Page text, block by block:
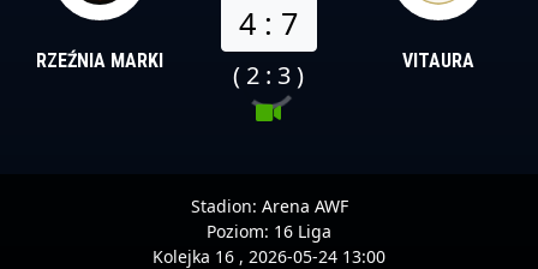
RZEŹNIA MARKI
4 : 7
( 2 : 3 ) VITAURA
Stadion: Arena AWF
Poziom: 16 Liga
Kolejka 16 , 2026-05-24 13:00